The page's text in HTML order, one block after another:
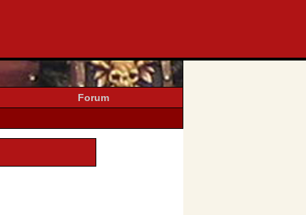
Forum